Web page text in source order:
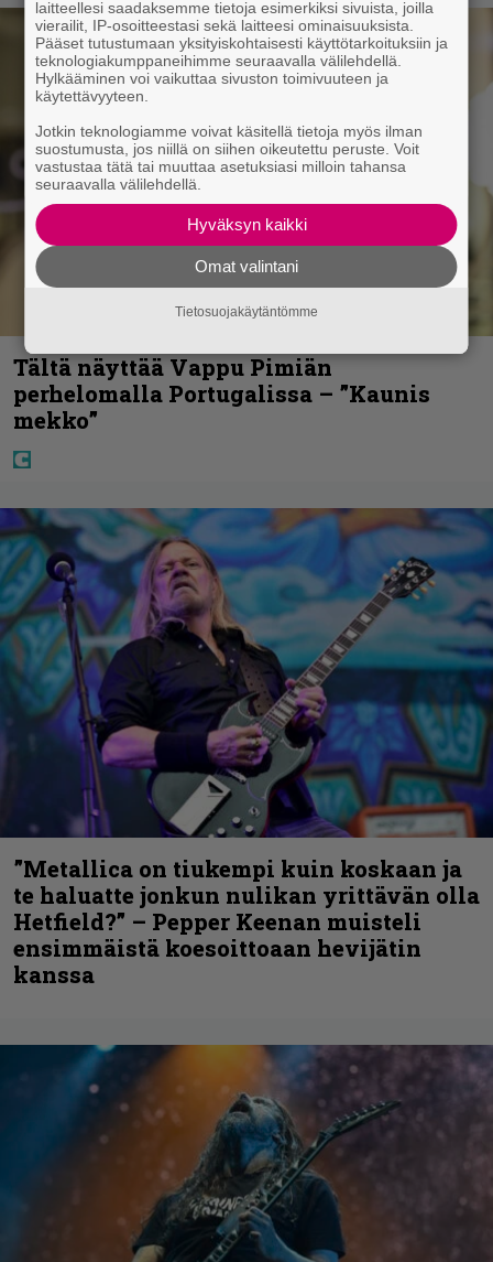
Tältä näyttää Vappu Pimiän
perhelomalla Portugalissa – ”Kaunis
mekko”
”Metallica on tiukempi kuin koskaan ja
te haluatte jonkun nulikan yrittävän olla
Hetfield?” – Pepper Keenan muisteli
ensimmäistä koesoittoaan hevijätin
kanssa
laitteellesi saadaksemme tietoja esimerkiksi sivuista, joilla
vierailit, IP-osoitteestasi sekä laitteesi ominaisuuksista.
Pääset tutustumaan yksityiskohtaisesti käyttötarkoituksiin ja
teknologiakumppaneihimme seuraavalla välilehdellä.
Hylkääminen voi vaikuttaa sivuston toimivuuteen ja
käytettävyyteen.
Jotkin teknologiamme voivat käsitellä tietoja myös ilman
suostumusta, jos niillä on siihen oikeutettu peruste. Voit
vastustaa tätä tai muuttaa asetuksiasi milloin tahansa
seuraavalla välilehdellä.
Hyväksyn kaikki
Omat valintani
Tietosuojakäytäntömme